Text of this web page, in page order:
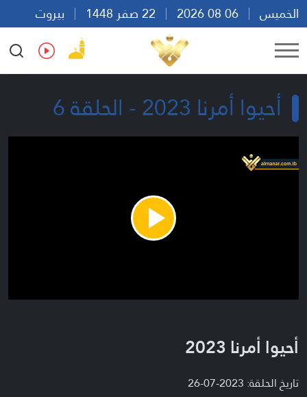
الخميس
بيروت
07:46
Ar En Fr Es
أحيوا أمرنا 2023 - الحلقة 6
Play
Video
أحيوا أمرنا 2023
تاريخ الحلقة: 2023-07-26